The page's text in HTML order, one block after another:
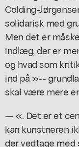
Colding-
solidarisk med
Men det er
indlæg, der er
og hvad som
ind på »--
skal være mere
— «. Det er et
kan kunstneren
der vedtage med